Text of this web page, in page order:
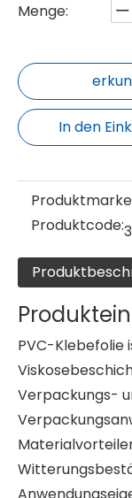
Menge:
In den
Produktcode:
PVC-Klebefolie
Verpackungs-